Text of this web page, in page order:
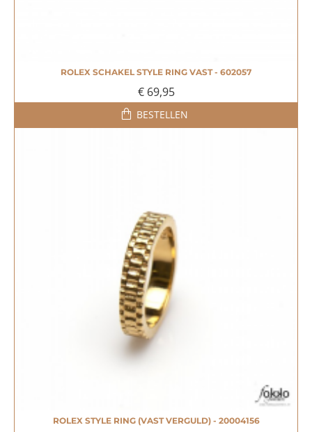
MEEST VERKOCHT!
ROLEX SCHAKEL STYLE RING VAST - 602057
€ 69,95
BESTELLEN
ROLEX STYLE RING (VAST VERGULD) - 20004156